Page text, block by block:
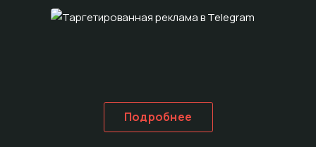
Подробнее